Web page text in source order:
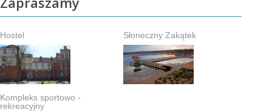
Hostel Słoneczny Zakątek
Kompleks sportowo -
rekreacyjny